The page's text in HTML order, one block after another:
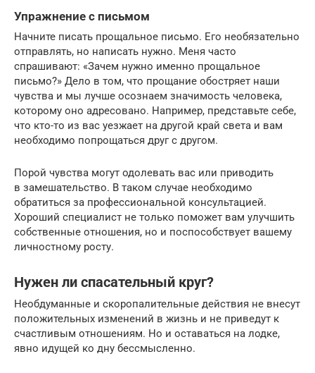
Упражнение с письмом
Начните писать прощальное письмо. Его необязательно
отправлять, но написать нужно. Меня часто
спрашивают: «Зачем нужно именно прощальное
письмо?» Дело в том, что прощание обостряет наши
чувства и мы лучше осознаем значимость человека,
которому оно адресовано. Например, представьте себе,
что кто-то из вас уезжает на другой край света и вам
необходимо попрощаться друг с другом.
Порой чувства могут одолевать вас или приводить
в замешательство. В таком случае необходимо
обратиться за профессиональной консультацией.
Хороший специалист не только поможет вам улучшить
собственные отношения, но и поспособствует вашему
личностному росту.
Нужен ли спасательный круг?
Необдуманные и скоропалительные действия не внесут
положительных изменений в жизнь и не приведут к
счастливым отношениям. Но и оставаться на лодке,
явно идущей ко дну бессмысленно.